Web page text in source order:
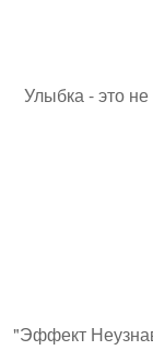
Улыбка - это
"Эффект